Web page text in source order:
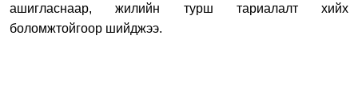
ашигласнаар, жилийн турш тариалалт хийх
боломжтойгоор шийджээ.